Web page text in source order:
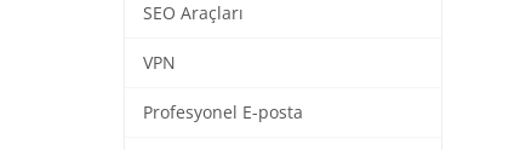
SEO Araçları
VPN
Profesyonel E-posta